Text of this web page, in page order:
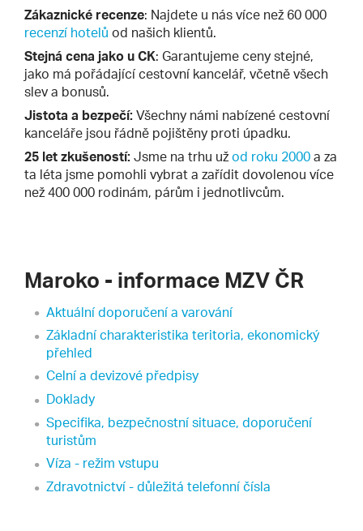
Zákaznické recenze: Najdete u nás více než 60 000
recenzí hotelů od našich klientů.
Stejná cena jako u CK: Garantujeme ceny stejné,
jako má pořádající cestovní kancelář, včetně všech
slev a bonusů.
Jistota a bezpečí: Všechny námi nabízené cestovní
kanceláře jsou řádně pojištěny proti úpadku.
25 let zkušeností: Jsme na trhu už od roku 2000 a za
ta léta jsme pomohli vybrat a zařídit dovolenou více
než 400 000 rodinám, párům i jednotlivcům.
Maroko - informace MZV ČR
Aktuální doporučení a varování
Základní charakteristika teritoria, ekonomický
přehled
Celní a devizové předpisy
Doklady
Specifika, bezpečnostní situace, doporučení
turistům
Víza - režim vstupu
Zdravotnictví - důležitá telefonní čísla